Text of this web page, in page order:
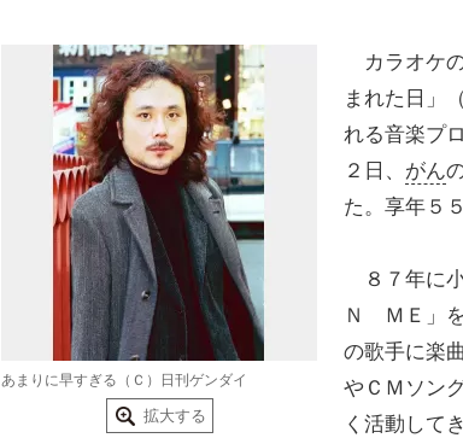
あまりに早すぎる（Ｃ）日刊ゲンダイ
拡大する
カラオケ
まれた日」
れる音楽プ
２日、 がん
た。享年５５
８７年に
Ｎ ＭＥ」
の歌手に楽
やＣＭソン
く活動して